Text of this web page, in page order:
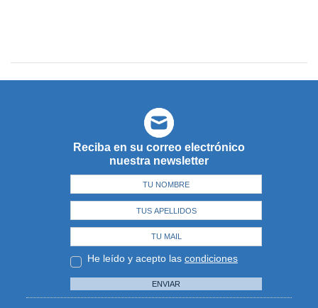
Reciba en su correo electrónico
nuestra newsletter
He leído y acepto las condiciones
ENVIAR